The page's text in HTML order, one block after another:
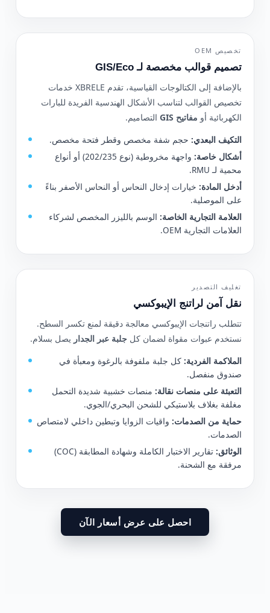
تخصيص OEM
تصميم قوالب مخصصة لـ GIS/Eco
بالإضافة إلى الكتالوجات القياسية، تقدم XBRELE خدمات
تخصيص القوالب لتناسب الأشكال الهندسية الفريدة للبارات
الكهربائية أو مفاتيح GIS التصاميم.
التكيف البعدي: حجم شفة مخصص وقطر فتحة مخصص.
أشكال خاصة:
واجهة مخروطية (نوع 202/235) أو أنواع
محمية لـ RMU.
أدخل المادة: خيارات إدخال النحاس أو النحاس الأصفر بناءً
على الموصلية.
العلامة التجارية الخاصة: الوسم بالليزر المخصص لشركاء
العلامات التجارية OEM.
تغليف التصدير
نقل آمن لراتنج الإيبوكسي
تتطلب راتنجات الإيبوكسي معالجة دقيقة لمنع تكسر السطح.
نستخدم عبوات مقواة لضمان كل جلبة عبر الجدار يصل بسلام.
الملاكمة الفردية: كل جلبة ملفوفة بالرغوة ومعبأة في
صندوق منفصل.
التعبئة على منصات نقالة: منصات خشبية شديدة التحمل
مغلفة بغلاف بلاستيكي للشحن البحري/الجوي.
حماية من الصدمات: واقيات الزوايا وتبطين داخلي لامتصاص
الصدمات.
الوثائق:
تقارير الاختبار الكاملة وشهادة المطابقة (COC)
مرفقة مع الشحنة.
احصل على عرض أسعار الآن